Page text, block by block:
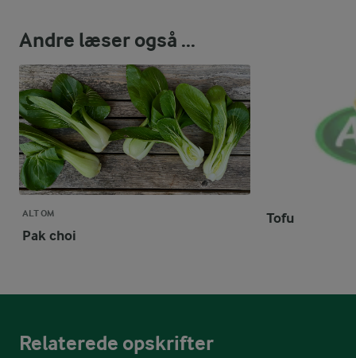
Andre læser også ...
ALT OM
Pak choi
Tofu
Relaterede opskrifter